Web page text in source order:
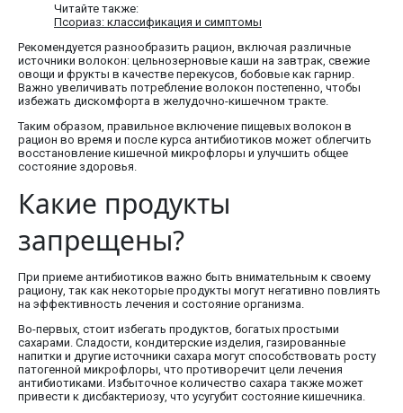
Читайте также:
Псориаз: классификация и симптомы
Рекомендуется разнообразить рацион, включая различные
источники волокон: цельнозерновые каши на завтрак, свежие
овощи и фрукты в качестве перекусов, бобовые как гарнир.
Важно увеличивать потребление волокон постепенно, чтобы
избежать дискомфорта в желудочно-кишечном тракте.
Таким образом, правильное включение пищевых волокон в
рацион во время и после курса антибиотиков может облегчить
восстановление кишечной микрофлоры и улучшить общее
состояние здоровья.
Какие продукты
запрещены?
При приеме антибиотиков важно быть внимательным к своему
рациону, так как некоторые продукты могут негативно повлиять
на эффективность лечения и состояние организма.
Во-первых, стоит избегать продуктов, богатых простыми
сахарами. Сладости, кондитерские изделия, газированные
напитки и другие источники сахара могут способствовать росту
патогенной микрофлоры, что противоречит цели лечения
антибиотиками. Избыточное количество сахара также может
привести к дисбактериозу, что усугубит состояние кишечника.